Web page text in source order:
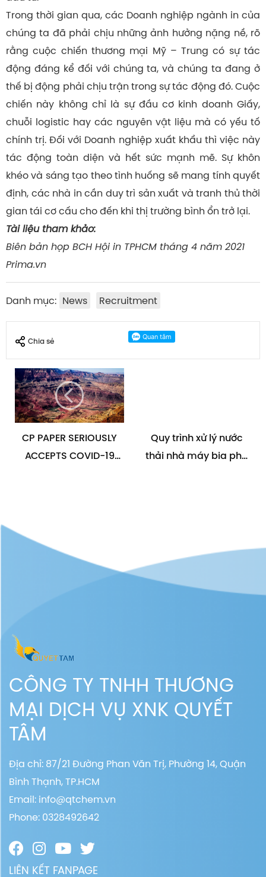
Trong thời gian qua, các Doanh nghiệp ngành in của
chúng ta đã phải chịu những ảnh hưởng nặng nề, rõ
rằng cuộc chiến thương mại Mỹ – Trung có sự tác
động đáng kể đối với chúng ta, và chúng ta đang ở
thế bị động phải chịu trận trong sự tác động đó. Cuộc
chiến này không chỉ là sự đầu cơ kinh doanh Giấy,
chuỗi logistic hay các nguyên vật liệu mà có yếu tố
chính trị. Đối với Doanh nghiệp xuất khẩu thì việc này
tác động toàn diện và hết sức mạnh mẽ. Sự khôn
khéo và sáng tạo theo tình huống sẽ mang tính quyết
định, các nhà in cần duy trì sản xuất và tranh thủ thời
gian tái cơ cấu cho đến khi thị trường bình ổn trở lại.
Tài liệu tham khảo:
Biên bản họp BCH Hội in TPHCM tháng 4 năm 2021
Prima.vn
Danh mục: News Recruitment
Chia sẻ
CP PAPER SERIOUSLY
ACCEPTS COVID-19
Quy trình xử lý nước
thải nhà máy bia phổ
CÔNG TY TNHH THƯƠNG
MẠI DỊCH VỤ XNK QUYẾT
TÂM
Địa chỉ: 87/21 Đường Phan Văn Trị, Phường 14, Quận
Bình Thạnh, TP.HCM
Email: info@qtchem.vn
Phone: 0328492642
LIÊN KẾT FANPAGE